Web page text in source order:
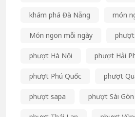
khám phá Đà Nẵng món
Món ngon mỗi ngày
phượt Hà Nội phượt Hải
phượt Phú Quốc phượt
phượt sapa phượt Sài Gòn